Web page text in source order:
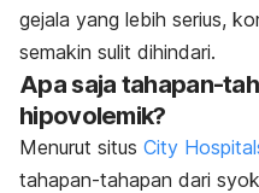
gejala yang lebih serius,
semakin sulit dihindari.
Apa saja tahapan-
hipovolemik?
Menurut situs City
tahapan-tahapan dari